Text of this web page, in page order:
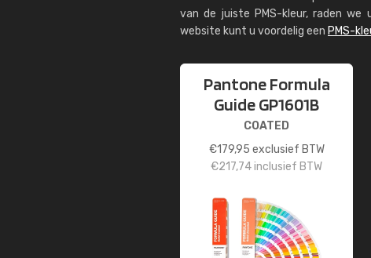
van de juiste PMS-kleur, raden
website kunt u voordelig een PMS-
Pantone Formula
Guide GP1601B
COATED
€179,95 exclusief BTW
€217,74inclusief BTW